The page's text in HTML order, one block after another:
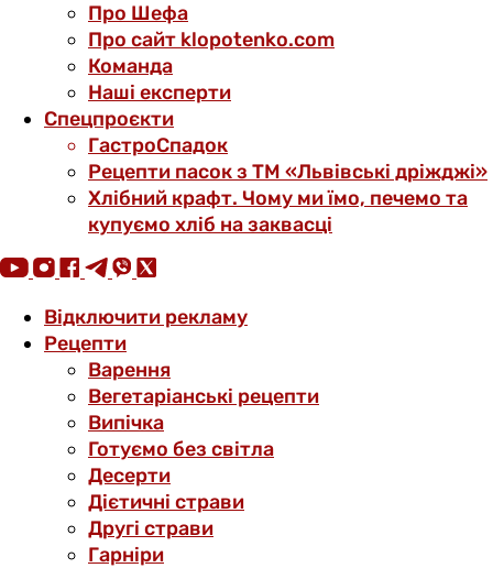
Про Шефа
Про сайт klopotenko.com
Команда
Наші експерти
Спецпроєкти
ГастроСпадок
Рецепти пасок з ТМ «Львівські дріжджі»
Хлібний крафт. Чому ми їмо, печемо та
купуємо хліб на заквасці
Відключити рекламу
Рецепти
Варення
Вегетаріанські рецепти
Випічка
Готуємо без світла
Десерти
Дієтичні страви
Другі страви
Гарніри